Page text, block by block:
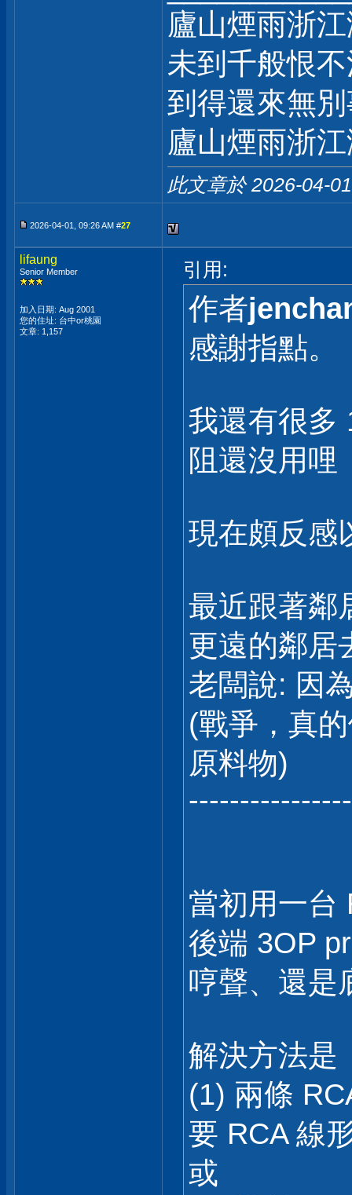
廬山煙雨浙
未到千般恨
到得還來無
廬山煙雨浙
此文章於 2026-04-
2026-04-01, 09:26 AM #27
lifaung
Senior Member
加入日期: Aug 2001
您的住址: 台中or桃園
文章: 1,157
引用:
作者
感謝指點。
我還有很多
阻還沒用哩
現在頗反感
最近跟著鄰
更遠的鄰居
老闆說: 因
(戰爭，真
原料物)
當初用一台
後端 3OP
哼聲、還是
解決方法是
(1) 兩條
要 RCA 線
或